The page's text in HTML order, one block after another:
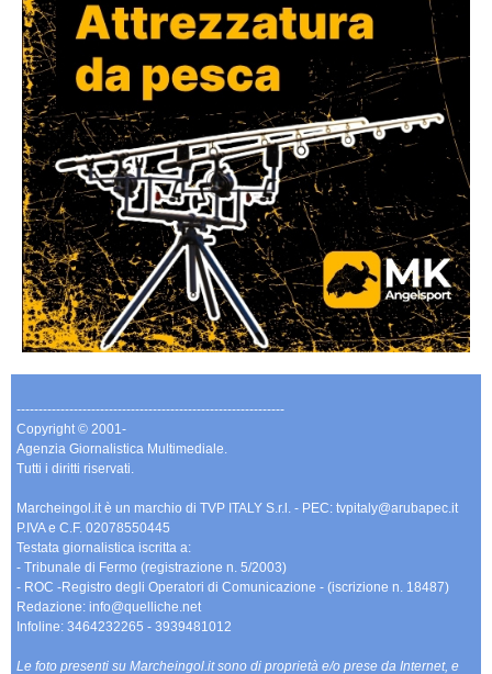
-------------------------------------------------------------
Copyright © 2001-
Agenzia Giornalistica Multimediale.
Tutti i diritti riservati.
Marcheingol.it è un marchio di TVP ITALY S.r.l. - PEC: tvpitaly@arubapec.it
P.IVA e C.F. 02078550445
Testata giornalistica iscritta a:
- Tribunale di Fermo (registrazione n. 5/2003)
- ROC -Registro degli Operatori di Comunicazione - (iscrizione n. 18487)
Redazione: info@quelliche.net
Infoline: 3464232265 - 3939481012
Le foto presenti su Marcheingol.it sono di proprietà e/o prese da Internet, e